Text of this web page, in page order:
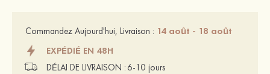
Commandez Aujourd'hui, Livraison : 14 août - 18 août
EXPÉDIÉ EN 48H
DÉLAI DE LIVRAISON : 6-10 jours